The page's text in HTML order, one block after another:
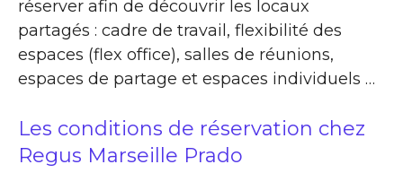
réserver afin de découvrir les locaux
partagés : cadre de travail, flexibilité des
espaces (flex office), salles de réunions,
espaces de partage et espaces individuels …
Les conditions de réservation chez
Regus Marseille Prado